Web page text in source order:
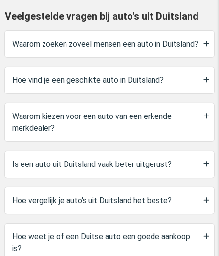
Veelgestelde vragen bij auto's uit Duitsland
Waarom zoeken zoveel mensen een auto in Duitsland?
Hoe vind je een geschikte auto in Duitsland?
Waarom kiezen voor een auto van een erkende
merkdealer?
Is een auto uit Duitsland vaak beter uitgerust?
Hoe vergelijk je auto's uit Duitsland het beste?
Hoe weet je of een Duitse auto een goede aankoop
is?